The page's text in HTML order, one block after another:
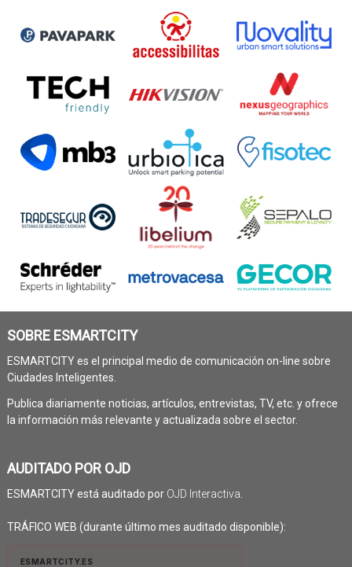
SOBRE ESMARTCITY
ESMARTCITY es el principal medio de comunicación on-line sobre
Ciudades Inteligentes.
Publica diariamente noticias, artículos, entrevistas, TV, etc. y ofrece
la información más relevante y actualizada sobre el sector.
AUDITADO POR OJD
ESMARTCITY está auditado por OJD Interactiva
TRÁFICO WEB (durante último mes auditado disponible):